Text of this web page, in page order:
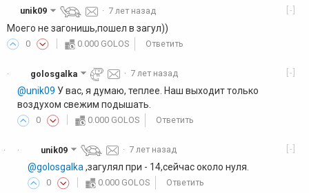
[-]
unik09 · 7 лет назад
Моего не загонишь,пошел в загул))
0 0.000 GOLOS Ответить
· [-]
golosgalka · 7 лет назад
@unik09 У вас, я думаю, теплее. Наш выходит только
воздухом свежим подышать.
0 0.000 GOLOS Ответить
·
· [-]
unik09 · 7 лет назад
@golosgalka ,загулял при - 14,сейчас около нуля.
0 0.000 GOLOS Ответить